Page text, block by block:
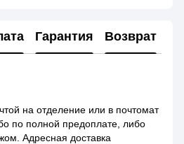
Гарантия Возврат
на отделение или в почтомат
по полной предоплате, либо
Адресная доставка